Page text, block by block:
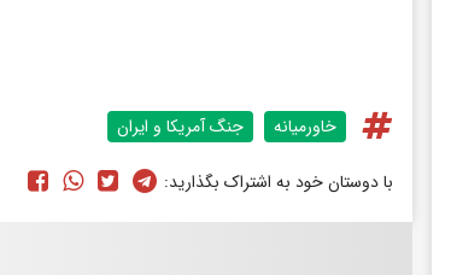
خاورمیانه جنگ آمریکا و ایران
با دوستان خود به اشتراک بگذارید: